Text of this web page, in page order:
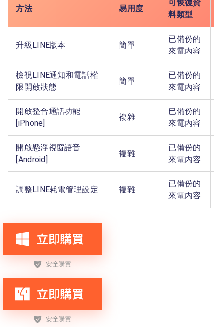
方法 易用度
可恢復資
料類型
升級LINE版本 簡單
已備份的
來電內容
檢視LINE通知和電話權
限開啟狀態
簡單
已備份的
來電內容
開啟整合通話功能
[iPhone]
複雜
已備份的
來電內容
開啟懸浮視窗語音
[Android]
複雜
已備份的
來電內容
調整LINE耗電管理設定 複雜
已備份的
來電內容